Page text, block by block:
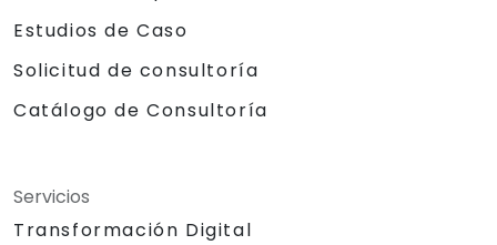
Estudios de Caso
Solicitud de consultoría
Catálogo de Consultoría
Servicios
Transformación Digital